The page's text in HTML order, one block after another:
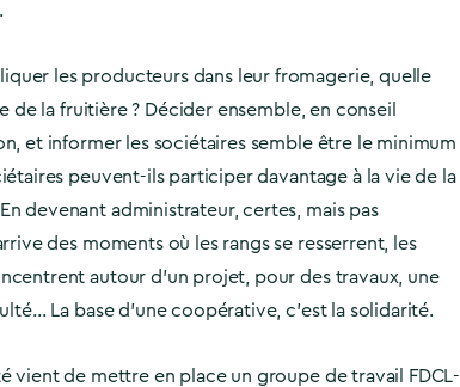
les producteurs dans leur fromagerie, quelle
de la fruitière ? Décider ensemble, en conseil
et informer les sociétaires semble être le minimum
peuvent-ils participer davantage à la vie de la
devenant administrateur, certes, mais pas
des moments où les rangs se resserrent, les
autour d’un projet, pour des travaux, une
La base d’une coopérative, c’est la solidarité.
vient de mettre en place un groupe de travail FDCL-